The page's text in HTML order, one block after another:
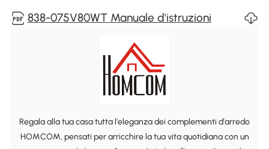
838-075V80WT Manuale d'istruzioni
Regala alla tua casa tutta l'eleganza dei complementi d'arredo
HOMCOM, pensati per arricchire la tua vita quotidiana con un